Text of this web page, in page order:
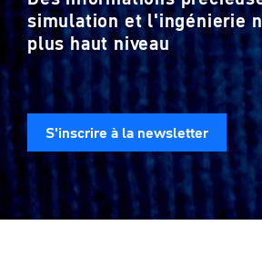
simulation et l'ingénierie
plus haut niveau
S'inscrire à la newsletter